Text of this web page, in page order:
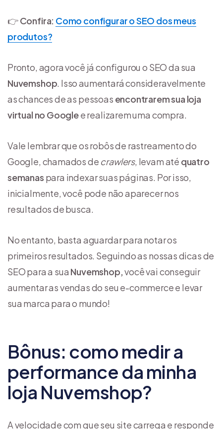
👉Confira: Como configurar o SEO dos meus
produtos?
Pronto, agora você já configurou o SEO da sua
Nuvemshop. Isso aumentará consideravelmente
as chances de as pessoas encontrarem sua loja
virtual no Googlee realizarem uma compra.
Vale lembrar que os robôs de rastreamento do
Google, chamados de crawlers, levam até quatro
semanas para indexar suas páginas. Por isso,
inicialmente, você pode não aparecer nos
resultados de busca.
No entanto, basta aguardar para notar os
primeiros resultados. Seguindo as nossas dicas de
SEO para a sua Nuvemshop,você vai conseguir
aumentar as vendas do seu e-commerce e levar
sua marca para o mundo!
Bônus: como medir a
performance da minha
loja Nuvemshop?
A velocidade com que seu site carrega e responde